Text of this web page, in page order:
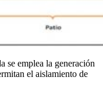
se emplea la generación
el aislamiento de